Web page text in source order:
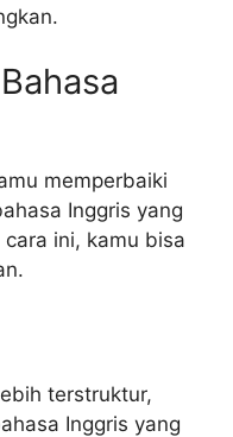
memperbaiki
Inggris yang
ini, kamu bisa
terstruktur,
Inggris yang